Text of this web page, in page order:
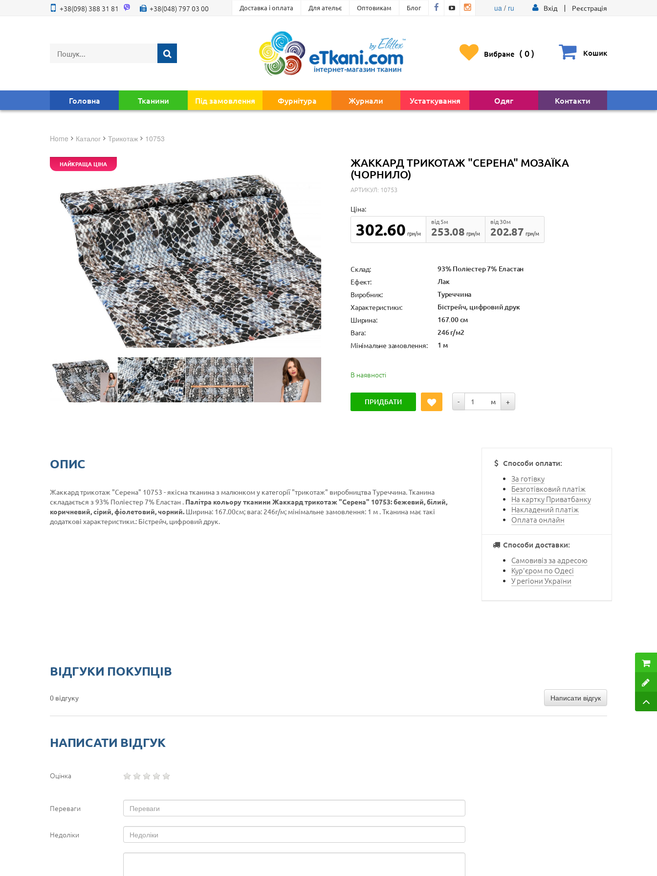
+38(098) 388 31 81 +38(048) 797 03 00 Доставка і оплата Для ательє Оптовикам Блог ua/ ru Вхід Реєстрація
Вибране ( 0) Кошик
Головна Тканини Під замовлення Фурнітура Журнали Устаткування Одяг Контакти
Home Каталог трикотаж 10753
НАЙКРАЩА ЦІНА
ЖАККАРД ТРИКОТАЖ "СЕРЕНА" МОЗАЇКА
(ЧОРНИЛО)
АРТИКУЛ: 10753
Ціна:
302.60 грн/м 253.08
від 5м
грн/м
202.87
від 30м
грн/м
Cклад: 93% Поліестер 7% Еластан
Ефект: Лак
Виробник: Туреччина
Характеристики: Бістрейч, цифровий друк
Ширина: 167.00 см
Вага: 246 г/м2
Мінімальне замовлення: 1 м
В наявності
ПРИДБАТИ - м +
ОПИС
Жаккард трикотаж "Серена" 10753 - якісна тканина з малюнком у категорії "трикотаж" виробництва Туреччина. Тканина
складається з 93% Поліестер 7% Еластан . Палітра кольору тканини Жаккард трикотаж "Серена" 10753: бежевий, білий,
коричневий, сірий, фіолетовий, чорний. Ширина: 167.00см; вага: 246г/м; мінімальне замовлення: 1 м . Тканина має такі
додаткові характеристики.: Бістрейч, цифровий друк.
Способи оплати:
За готівку
Безготівковий платіж
На картку Приватбанку
Накладений платіж
Оплата онлайн
Способи доставки:
Самовивіз за адресою
Кур'єром по Одесі
У регіони України
ВІДГУКИ ПОКУПЦІВ
0 відгуку Написати відгук
НАПИСАТИ ВІДГУК
Оцінка
Переваги
Недоліки